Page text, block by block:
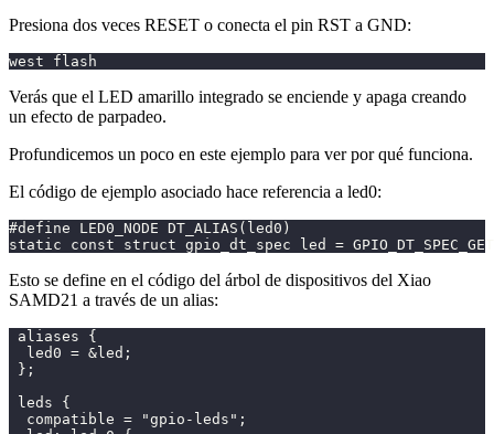
Presiona dos veces RESET o conecta el pin RST a GND:
west flash
Verás que el LED amarillo integrado se enciende y apaga creando
un efecto de parpadeo.
Profundicemos un poco en este ejemplo para ver por qué funciona.
El código de ejemplo asociado hace referencia a led0:
#define LED0_NODE DT_ALIAS(led0)
static const struct gpio_dt_spec led =
Esto se define en el código del árbol de dispositivos del Xiao
SAMD21 a través de un alias:
aliases {
  led0 = &led;
};
leds {
  compatible = "gpio-leds";